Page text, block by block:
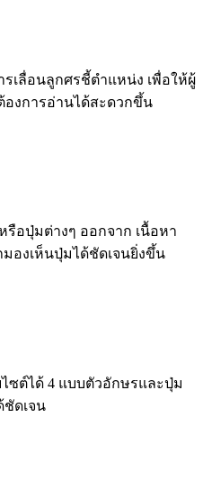
เลื่อนลูกศรชี้ตำแหน่ง เพื่อให้ผู้
งการอ่านได้สะดวกขึ้น
อปุ่มต่างๆ ออกจาก เนื้อหา
องเห็นปุ่มได้ชัดเจนยิ่งขึ้น
ซต์ได้ 4 แบบตัวอักษรและปุ่ม
ชัดเจน